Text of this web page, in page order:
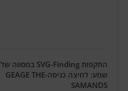
התקפות SVG-Finding במסווה של
שמע: לחיצה כניסה-GEAGE THE
SAMANDS